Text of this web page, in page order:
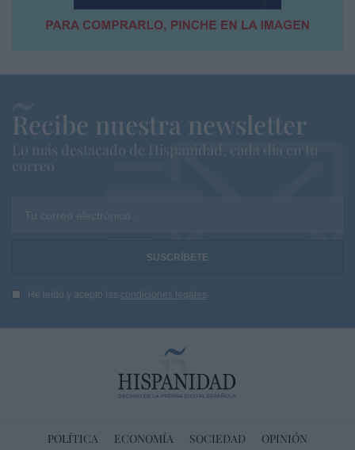
Recibe nuestra newsletter
Lo más destacado de Hispanidad, cada dia en tu
correo
Tu correo electrónico...
He leído y acepto las condiciones legales
POLÍTICA ECONOMÍA SOCIEDAD OPINIÓN